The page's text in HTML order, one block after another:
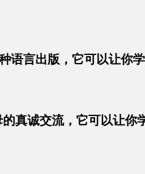
语言出版，它可以让你学
真诚交流，它可以让你